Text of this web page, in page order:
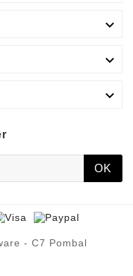



OK
- C7 Pombal